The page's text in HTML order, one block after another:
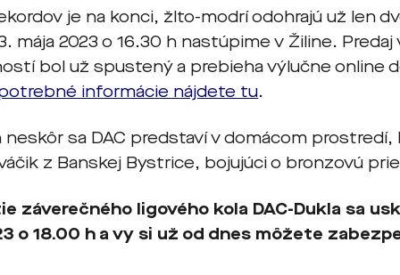
je na konci, žlto-modrí odohrajú už len
mája 2023 o 16.30 h nastúpime v Žiline.
bol už spustený a prebieha výlučne online
informácie nájdete tu.
sa DAC predstaví v domácom prostredí,
z Banskej Bystrice, bojujúci o bronzovú
záverečného ligového kola DAC-Dukla sa
o 18.00 h a vy si už od dnes môžete